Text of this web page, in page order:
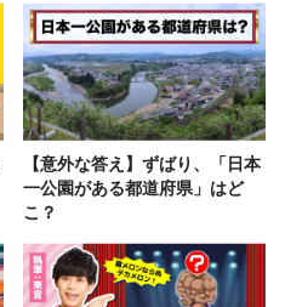
【意外な答え】ずばり、「日本
一公園がある都道府県」はど
こ？